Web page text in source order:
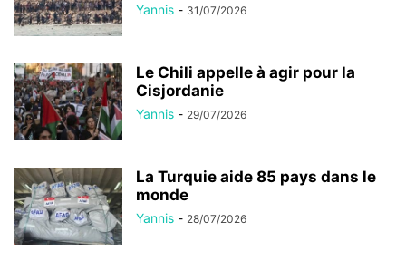
Yannis - 31/07/2026
Le Chili appelle à agir pour la
Cisjordanie
Yannis - 29/07/2026
La Turquie aide 85 pays dans le
monde
Yannis - 28/07/2026